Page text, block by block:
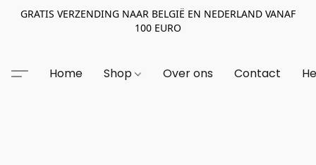
GRATIS VERZENDING NAAR BELGIË EN NEDERLAND VANAF
100 EURO
Home Shop Over ons Contact